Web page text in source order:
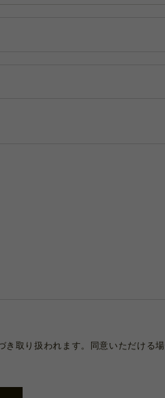
き取り扱われます。同意いただける